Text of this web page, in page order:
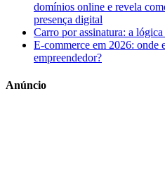
domínios online e revela
presença digital
Carro por assinatura: a
E-commerce em 2026: onde
empreendedor?
Anúncio